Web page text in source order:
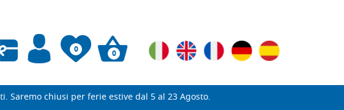
0 0
chiusi per ferie estive dal 5 al 23 Agosto.